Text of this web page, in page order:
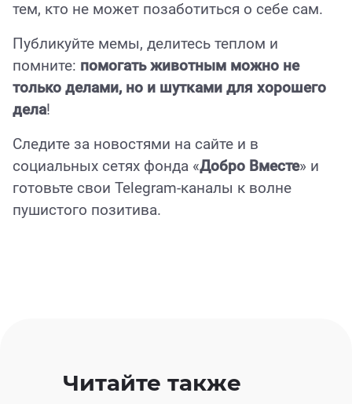
тем, кто не может позаботиться о себе сам.
Публикуйте мемы, делитесь теплом и
помните: помогать животным можно не
только делами, но и шутками для хорошего
дела!
Следите за новостями на сайте и в
социальных сетях фонда «Добро Вместе» и
готовьте свои Telegram-каналы к волне
пушистого позитива.
Читайте также